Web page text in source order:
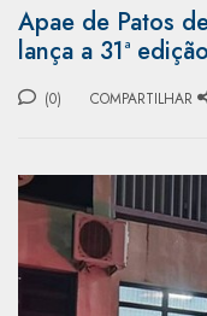
Apae de Patos
lança a 31ª
(0) COMPARTILHAR